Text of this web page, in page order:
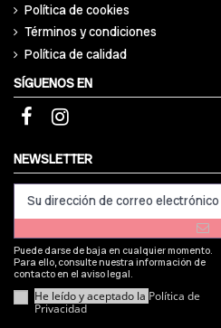
Política de cookies
Términos y condiciones
Política de calidad
SÍGUENOS EN
NEWSLETTER
Puede darse de baja en cualquier momento.
Para ello, consulte nuestra información de
contacto en el aviso legal.
He leído y aceptado la Política de
Privacidad